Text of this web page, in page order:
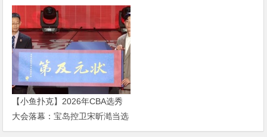
【小鱼扑克】2026年CBA选秀
大会落幕：宝岛控卫宋昕澔当选
状元，18人中选创历史新低